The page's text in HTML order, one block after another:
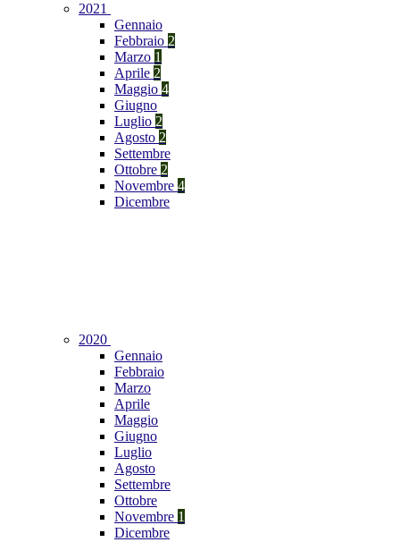
2021
Gennaio
Febbraio 2
Marzo 1
Aprile 2
Maggio 4
Giugno
Luglio 2
Agosto 2
Settembre
Ottobre 2
Novembre 4
Dicembre
2020
Gennaio
Febbraio
Marzo
Aprile
Maggio
Giugno
Luglio
Agosto
Settembre
Ottobre
Novembre 1
Dicembre